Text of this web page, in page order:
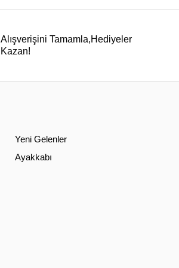
Alışverişini Tamamla,Hediyeler
Kazan!
Yeni Gelenler
Ayakkabı